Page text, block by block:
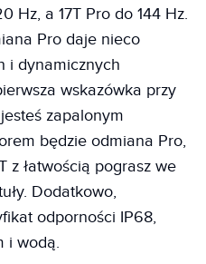
Hz, a 17T Pro do 144 Hz.
Pro daje nieco
i dynamicznych
wskazówka przy
zapalonym
będzie odmiana Pro,
z łatwością pograsz we
Dodatkowo,
odporności IP68,
i wodą.